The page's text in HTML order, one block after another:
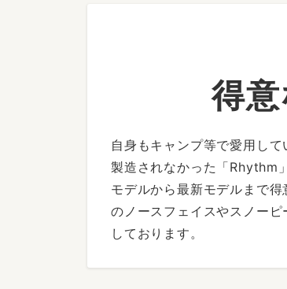
得
自身もキャンプ等で愛用し
製造されなかった「Rhythm
モデルから最新モデルまで
のノースフェイスやスノー
しております。